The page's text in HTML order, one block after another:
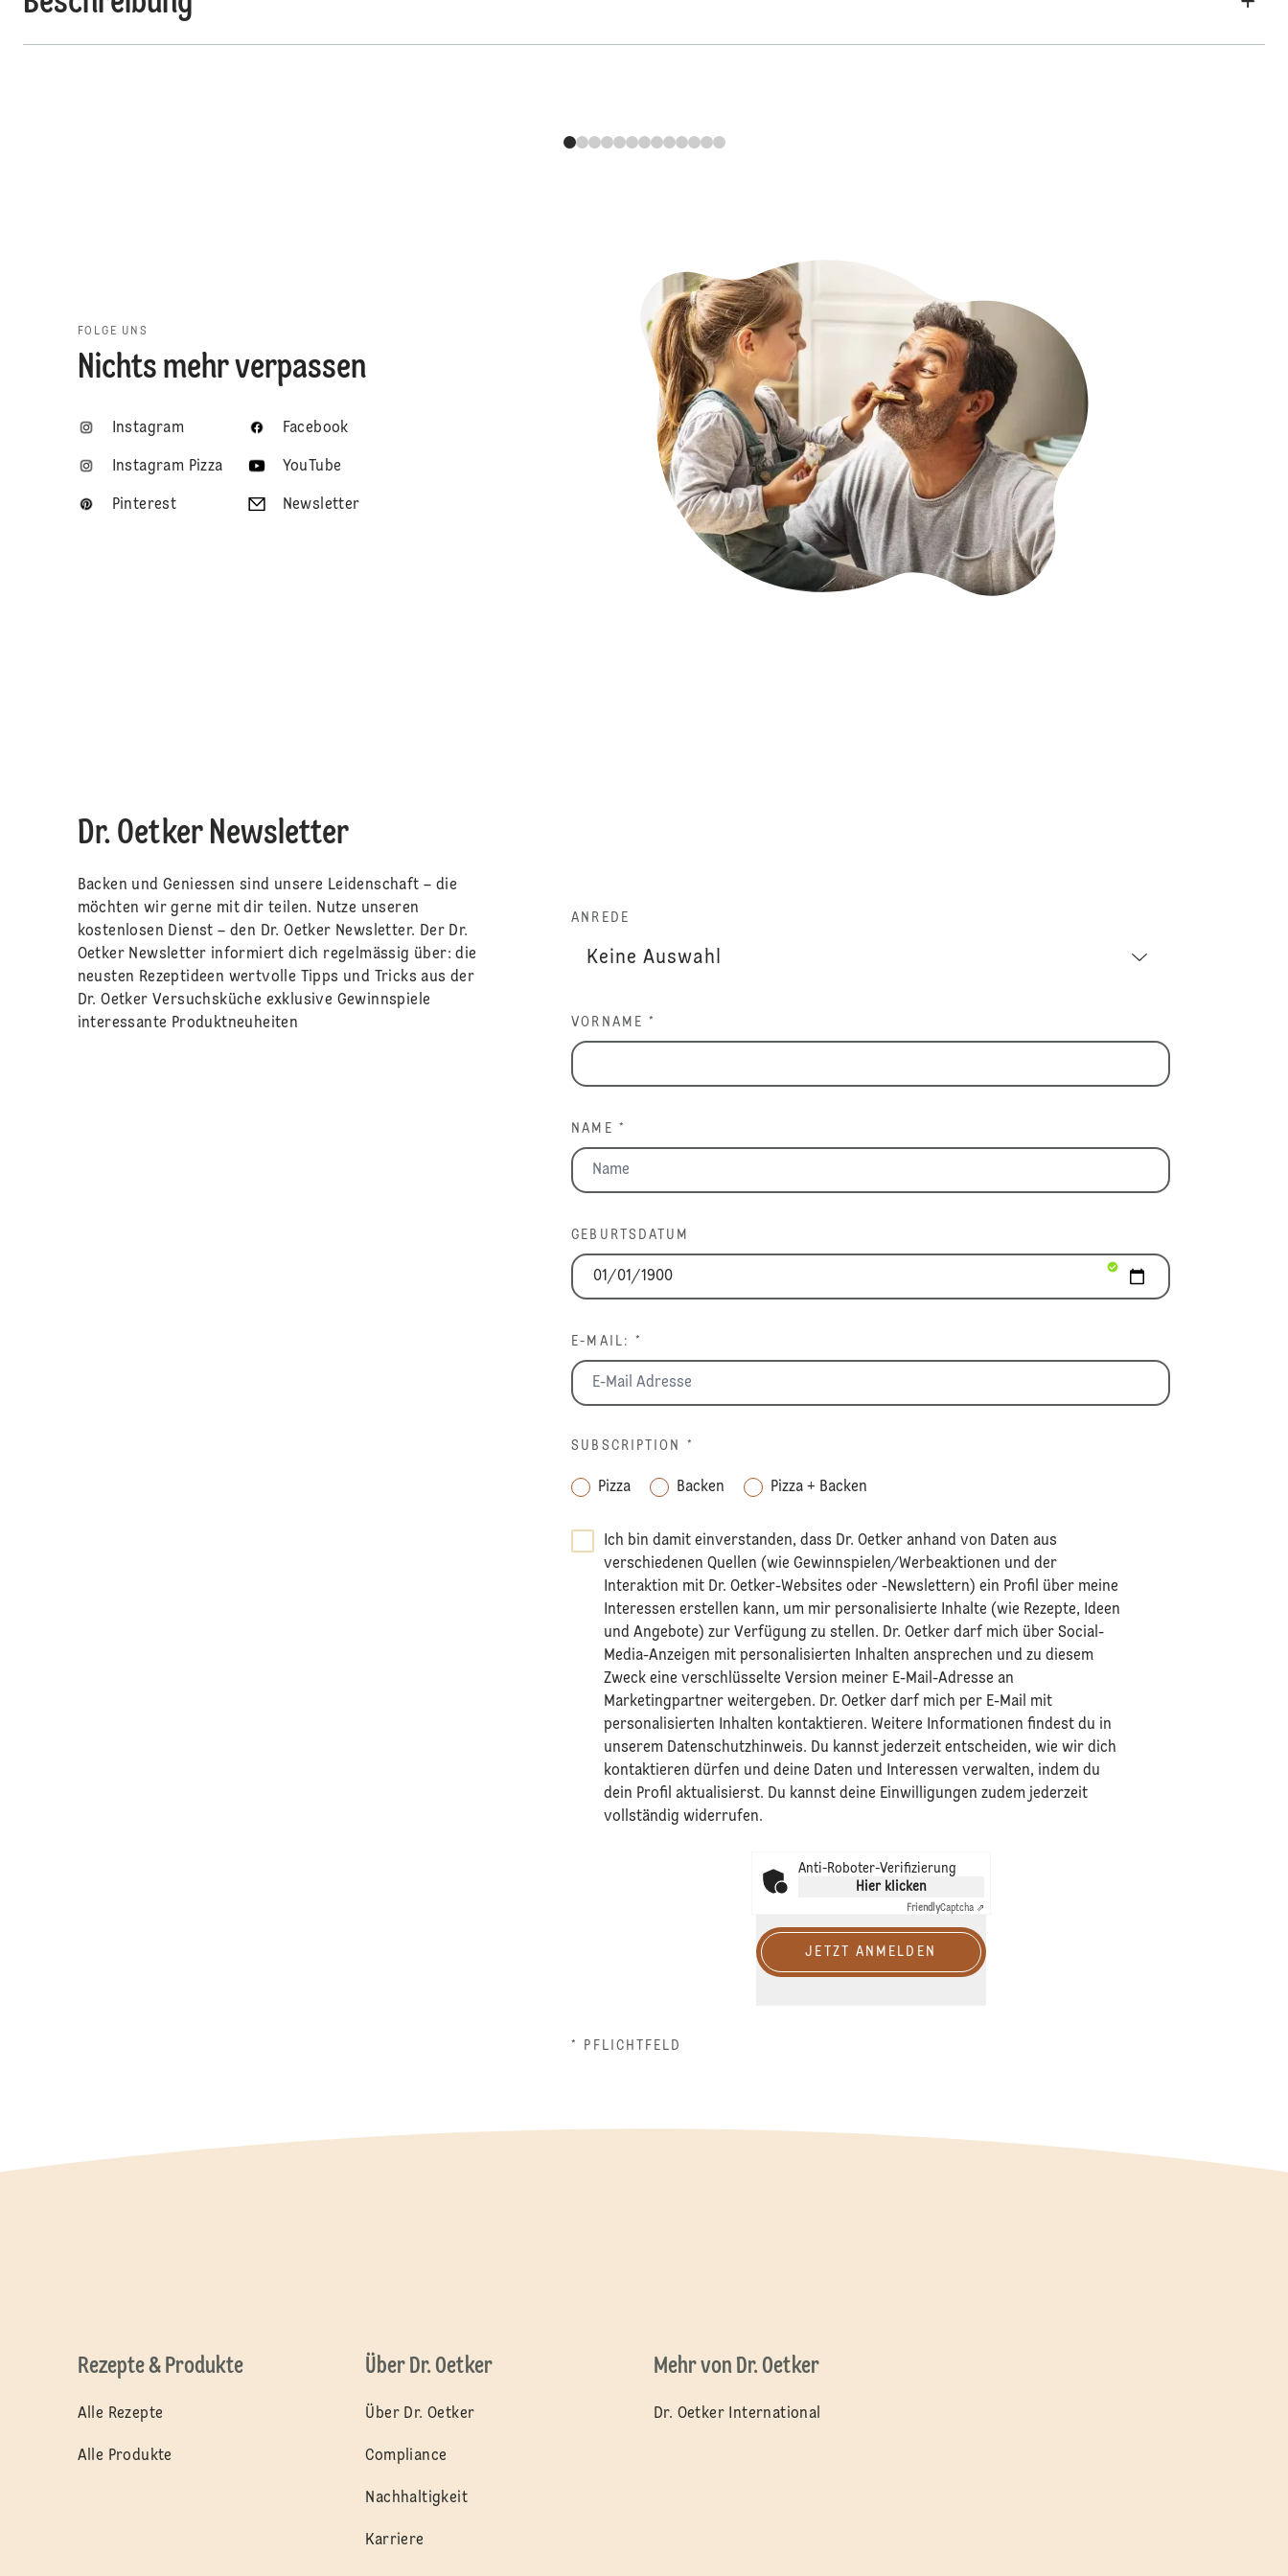
FOLGE UNS
Nichts mehr verpassen
Instagram Facebook
Instagram Pizza YouTube
Pinterest Newsletter
Dr. Oetker Newsletter
Backen und Geniessen sind unsere Leidenschaft – die
möchten wir gerne mit dir teilen. Nutze unseren
kostenlosen Dienst – den Dr. Oetker Newsletter. Der Dr.
Oetker Newsletter informiert dich regelmässig über: die
neusten Rezeptideen wertvolle Tipps und Tricks aus der
Dr. Oetker Versuchsküche exklusive Gewinnspiele
interessante Produktneuheiten
ANREDE
VORNAME *
NAME *
GEBURTSDATUM
E-MAIL: *
SUBSCRIPTION *
Pizza Backen Pizza + Backen
Ich bin damit einverstanden, dass Dr. Oetker anhand von Daten aus
verschiedenen Quellen (wie Gewinnspielen/Werbeaktionen und der
Interaktion mit Dr. Oetker-Websites oder -Newslettern) ein Profil über meine
Interessen erstellen kann, um mir personalisierte Inhalte (wie Rezepte, Ideen
und Angebote) zur Verfügung zu stellen. Dr. Oetker darf mich über Social-
Media-Anzeigen mit personalisierten Inhalten ansprechen und zu diesem
Zweck eine verschlüsselte Version meiner E-Mail-Adresse an
Marketingpartner weitergeben. Dr. Oetker darf mich per E-Mail mit
personalisierten Inhalten kontaktieren. Weitere Informationen findest du in
unserem Datenschutzhinweis. Du kannst jederzeit entscheiden, wie wir dich
kontaktieren dürfen und deine Daten und Interessen verwalten, indem du
dein Profil aktualisierst. Du kannst deine Einwilligungen zudem jederzeit
vollständig widerrufen.
Anti-Roboter-Verifizierung
Hier klicken
FriendlyCaptcha ⇗
JETZT ANMELDEN
* PFLICHTFELD
Rezepte & Produkte Über Dr. Oetker Mehr von Dr. Oetker
Alle Rezepte
Alle Produkte
Über Dr. Oetker
Compliance
Nachhaltigkeit
Karriere
Dr. Oetker International